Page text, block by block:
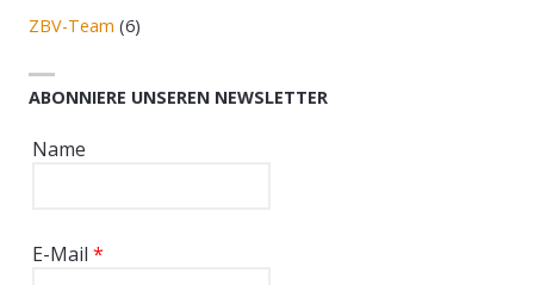
ZBV-Team (6)
ABONNIERE UNSEREN NEWSLETTER
Name
E-Mail*